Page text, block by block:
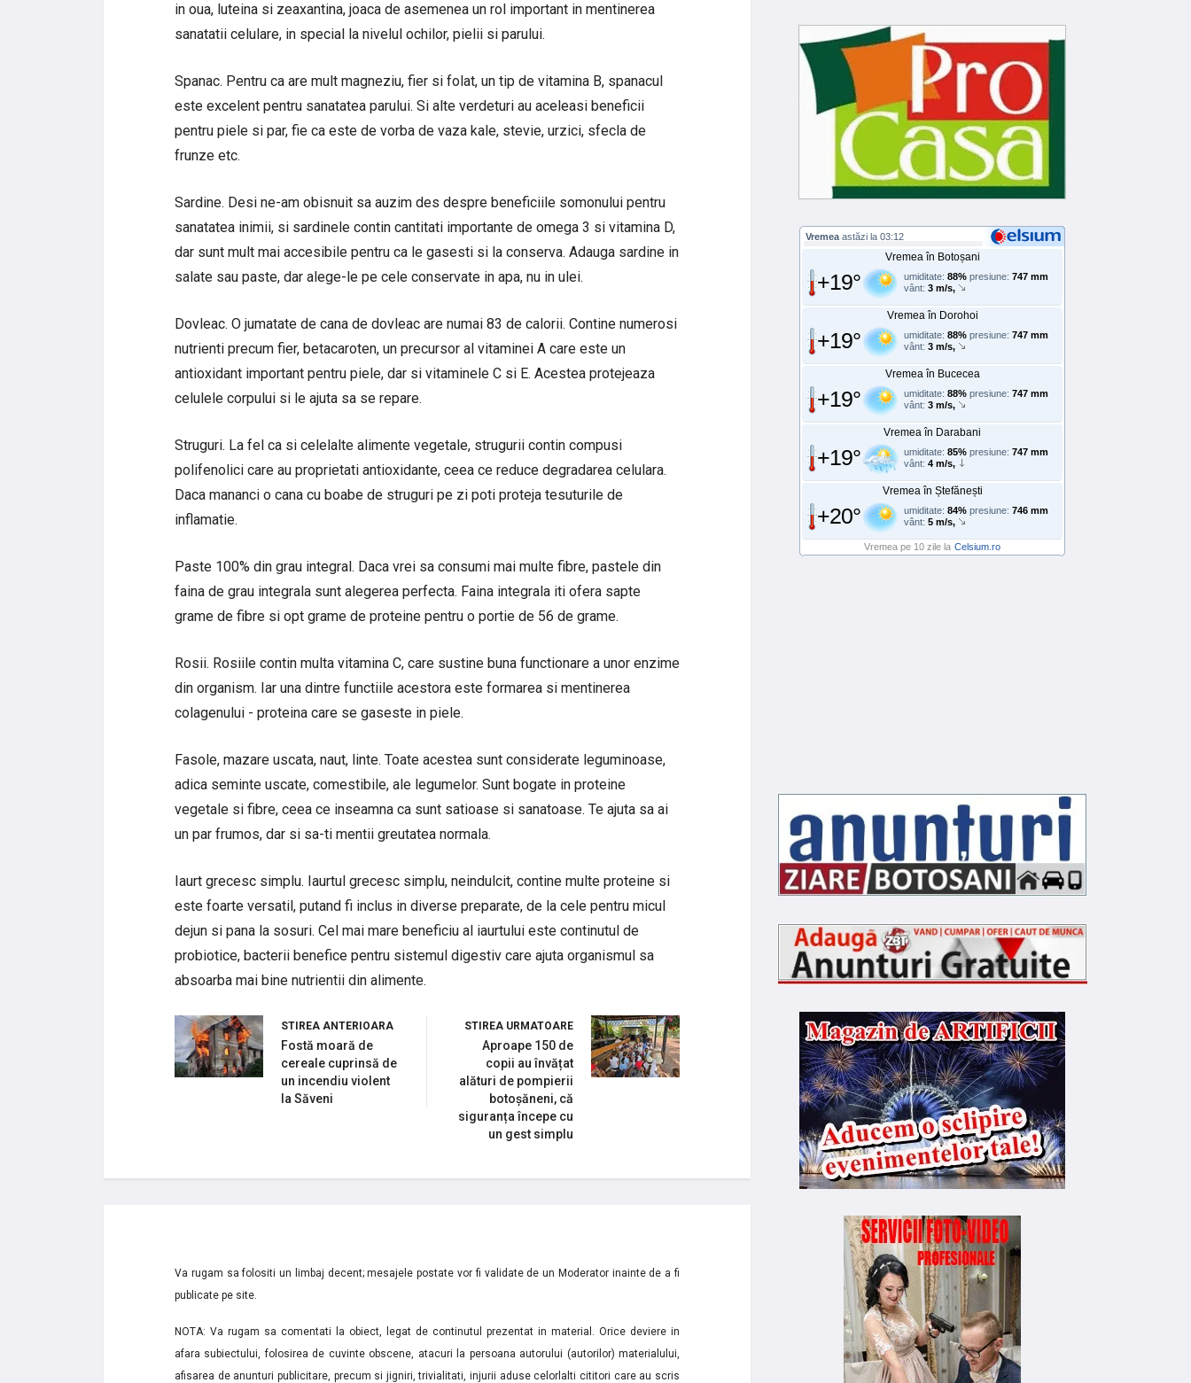
in oua, luteina si zeaxantina, joaca de asemenea un rol important in mentinerea
sanatatii celulare, in special la nivelul ochilor, pielii si parului.
Spanac. Pentru ca are mult magneziu, fier si folat, un tip de vitamina B, spanacul
este excelent pentru sanatatea parului. Si alte verdeturi au aceleasi beneficii
pentru piele si par, fie ca este de vorba de vaza kale, stevie, urzici, sfecla de
frunze etc.
Sardine. Desi ne-am obisnuit sa auzim des despre beneficiile somonului pentru
sanatatea inimii, si sardinele contin cantitati importante de omega 3 si vitamina D,
dar sunt mult mai accesibile pentru ca le gasesti si la conserva. Adauga sardine in
salate sau paste, dar alege-le pe cele conservate in apa, nu in ulei.
Dovleac. O jumatate de cana de dovleac are numai 83 de calorii. Contine numerosi
nutrienti precum fier, betacaroten, un precursor al vitaminei A care este un
antioxidant important pentru piele, dar si vitaminele C si E. Acestea protejeaza
celulele corpului si le ajuta sa se repare.
Struguri. La fel ca si celelalte alimente vegetale, strugurii contin compusi
polifenolici care au proprietati antioxidante, ceea ce reduce degradarea celulara.
Daca mananci o cana cu boabe de struguri pe zi poti proteja tesuturile de
inflamatie.
Paste 100% din grau integral. Daca vrei sa consumi mai multe fibre, pastele din
faina de grau integrala sunt alegerea perfecta. Faina integrala iti ofera sapte
grame de fibre si opt grame de proteine pentru o portie de 56 de grame.
Rosii. Rosiile contin multa vitamina C, care sustine buna functionare a unor enzime
din organism. Iar una dintre functiile acestora este formarea si mentinerea
colagenului - proteina care se gaseste in piele.
Fasole, mazare uscata, naut, linte. Toate acestea sunt considerate leguminoase,
adica seminte uscate, comestibile, ale legumelor. Sunt bogate in proteine
vegetale si fibre, ceea ce inseamna ca sunt satioase si sanatoase. Te ajuta sa ai
un par frumos, dar si sa-ti mentii greutatea normala.
Iaurt grecesc simplu. Iaurtul grecesc simplu, neindulcit, contine multe proteine si
este foarte versatil, putand fi inclus in diverse preparate, de la cele pentru micul
dejun si pana la sosuri. Cel mai mare beneficiu al iaurtului este continutul de
probiotice, bacterii benefice pentru sistemul digestiv care ajuta organismul sa
absoarba mai bine nutrientii din alimente.
STIREA ANTERIOARA
Fostă moară de
cereale cuprinsă de
un incendiu violent
la Săveni
STIREA URMATOARE
Aproape 150 de
copii au învățat
alături de pompierii
botoșăneni, că
siguranța începe cu
un gest simplu
Va rugam sa folositi un limbaj decent; mesajele postate vor fi validate de un Moderator inainte de a fi
publicate pe site.
NOTA: Va rugam sa comentati la obiect, legat de continutul prezentat in material. Orice deviere in
afara subiectului, folosirea de cuvinte obscene, atacuri la persoana autorului (autorilor) materialului,
afisarea de anunturi publicitare, precum si jigniri, trivialitati, injurii aduse celorlalti cititori care au scris
Vremea astăzi la 03:12
Vremea în Botoșani
+19° umiditate: 88% presiune: 747 mm
vânt: 3 m/s,
Vremea în Dorohoi
+19° umiditate: 88% presiune: 747 mm
vânt: 3 m/s,
Vremea în Bucecea
+19° umiditate: 88% presiune: 747 mm
vânt: 3 m/s,
Vremea în Darabani
+19° umiditate: 85% presiune: 747 mm
vânt: 4 m/s,
Vremea în Ștefănești
+20° umiditate: 84% presiune: 746 mm
vânt: 5 m/s,
Vremea pe 10 zile la Celsium.ro